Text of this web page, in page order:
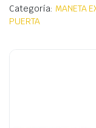
Categoría: MANETA
PUERTA